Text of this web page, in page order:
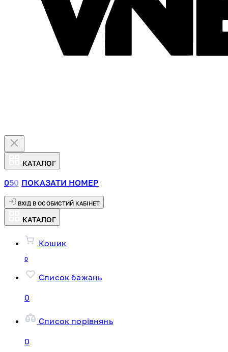
КАТАЛОГ
050 ПОКАЗАТИ НОМЕР
ВХІД В ОСОБИСТИЙ КАБІНЕТ
КАТАЛОГ
Кошик
0
Список бажань
0
Список порівнянь
0